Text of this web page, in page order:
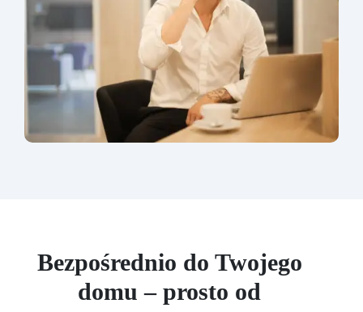
Bezpośrednio do Twojego
domu – prosto od